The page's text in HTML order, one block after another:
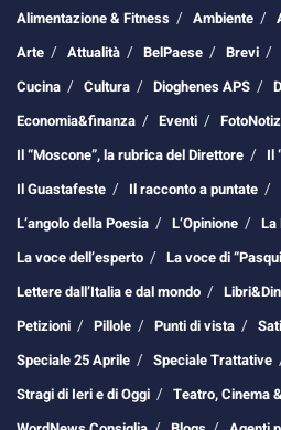
Alimentazione & Fitness
Ambiente
Arte
Attualità BelPaese Brevi
Cucina
Cultura Dioghenes APS
Economia&finanza
Eventi
Il “Moscone”, la rubrica del Direttore
Il
Il Guastafeste
Il racconto a puntate
L’angolo della Poesia
L’Opinione
La
La voce dell’esperto
La voce di
Lettere dall’Italia e dal mondo
Petizioni
Pillole Punti di vista
Speciale 25 Aprile
Speciale Trattative
Stragi di Ieri e di Oggi
Teatro, Cinema